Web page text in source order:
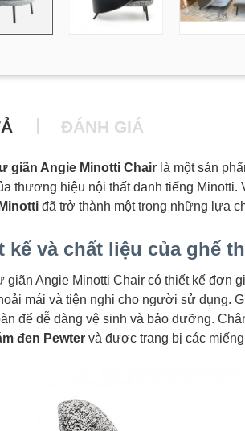
ĐÁNH GIÁ
giãn Angie Minotti Chair là một sản
thương hiệu nội thất danh tiếng Minotti.
đã trở thành một trong những lựa
kế và chất liệu của ghế
giãn Angie Minotti Chair có thiết kế đơn
mái và tiện nghi cho người sử dụng.
để dễ dàng vệ sinh và bảo dưỡng.
đen Pewter và được trang bị các